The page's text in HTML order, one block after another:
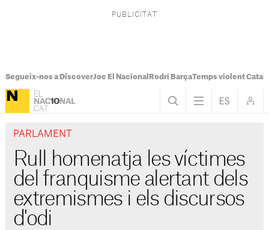
Segueix-nos a DiscoverJoc El Nacional Rodri BarçaTemps violent
PARLAMENT
Rull homenatja les víctimes
del franquisme alertant dels
extremismes i els discursos
d'odi